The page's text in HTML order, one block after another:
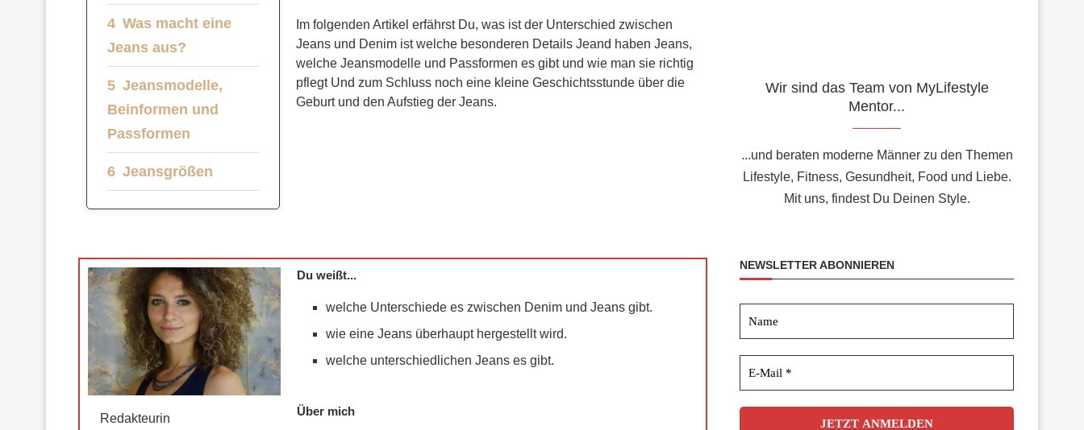
Was macht eine
Jeans aus?
Jeansmodelle,
Beinformen und
Passformen
Jeansgrößen
Vermarktung von
Jeanspflege
Wer hat´s
erfunden?
Jeans Begriffe
Im folgenden Artikel erfährst Du, was ist der Unterschied zwischen
Jeans und Denim ist welche besonderen Details Jeand haben Jeans,
welche Jeansmodelle und Passformen es gibt und wie man sie richtig
pflegt Und zum Schluss noch eine kleine Geschichtsstunde über die
Geburt und den Aufstieg der Jeans.
Redakteurin
Du weißt...
welche Unterschiede es zwischen Denim und Jeans gibt.
wie eine Jeans überhaupt hergestellt wird.
welche unterschiedlichen Jeans es gibt.
Über mich
Wir sind das Team von MyLifestyle
Mentor...
...und beraten moderne Männer zu den Themen
Lifestyle, Fitness, Gesundheit, Food und Liebe.
Mit uns, findest Du Deinen Style.
NEWSLETTER ABONNIEREN